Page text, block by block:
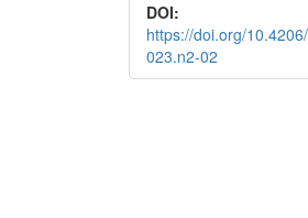
DOI:
https://doi.org/
023.n2-02